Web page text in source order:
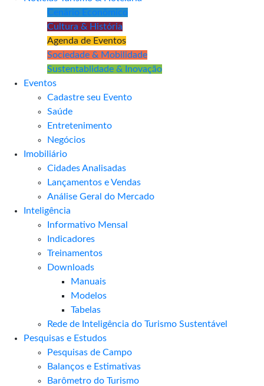
Cenário Econômico
Cultura & História
Agenda de Eventos
Sociedade & Mobilidade
Sustentablidade & Inovação
Eventos
Cadastre seu Evento
Saúde
Entretenimento
Negócios
Imobiliário
Cidades Analisadas
Lançamentos e Vendas
Análise Geral do Mercado
Inteligência
Informativo Mensal​
Indicadores
Treinamentos
Downloads
Manuais
Modelos
Tabelas
Rede de Inteligência do Turismo Sustentável
Pesquisas e Estudos
Pesquisas de Campo
Balanços e Estimativas
Barômetro do Turismo